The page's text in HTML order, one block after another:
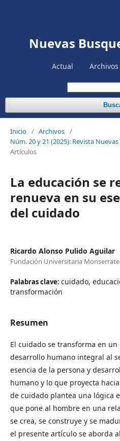
Nuevas
Actual Archivos
Inicio / Archivos /
Núm. 20 y 21 (2025): Revista
Artículos
La educación se
renueva en su
del cuidado
Ricardo Alonso Pulido Aguilar
Fundación Universitaria
Palabras clave: cuidado,
transformación
Resumen
El cuidado se transforma en
desarrollo humano integral al
esencia de la persona y
humano y lo que proyecta
de cuidado plantea una lógica
que pone al hombre en una
se crea, se construye y se
el presente artículo se aborda